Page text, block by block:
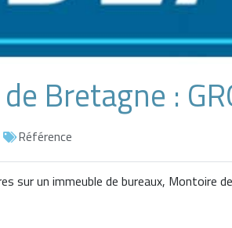
Bretagne :
Référence
sur un immeuble de bureaux, Montoire